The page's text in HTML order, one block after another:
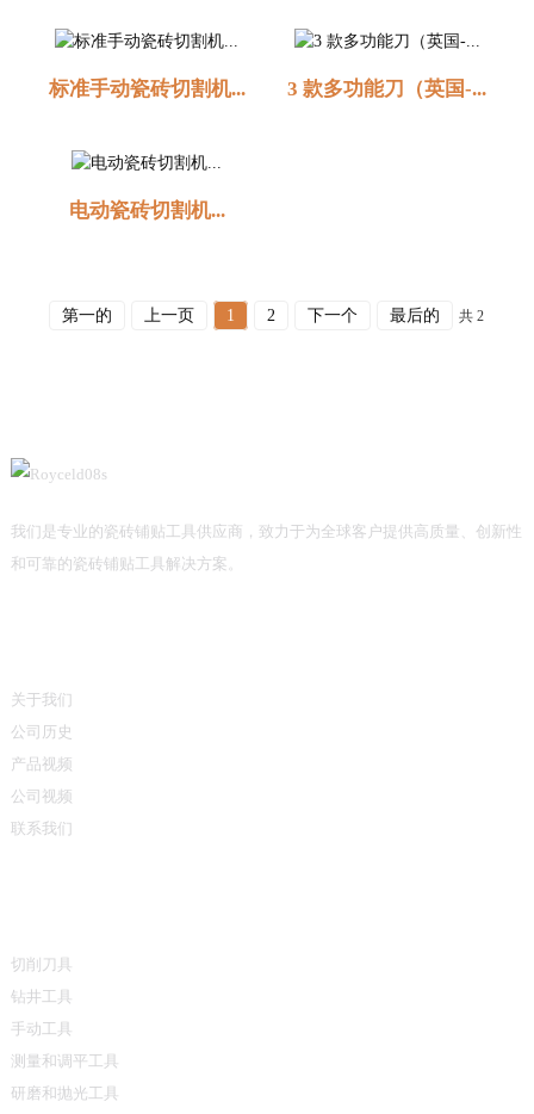
标准手动瓷砖切割机... 3 款多功能刀（英国-...
电动瓷砖切割机...
第一的 上一页 1 2 下一个 最后的 共 2
我们是专业的瓷砖铺贴工具供应商，致力于为全球客户提供高质量、创新性
和可靠的瓷砖铺贴工具解决方案。
关于我们
公司历史
产品视频
公司视频
联系我们
切削刀具
钻井工具
手动工具
测量和调平工具
研磨和抛光工具